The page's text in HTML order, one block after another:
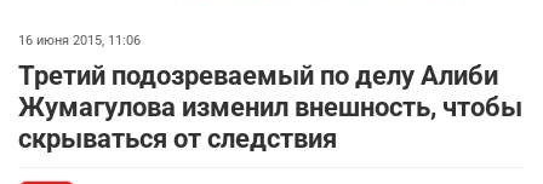
16 июня 2015, 11:06
Третий подозреваемый по делу Алиби
Жумагулова изменил внешность, чтобы
скрываться от следствия